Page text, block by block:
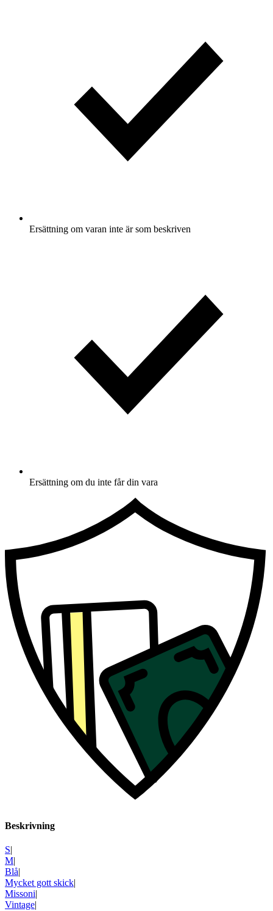
Ersättning om varan inte är som beskriven
Ersättning om du inte får din vara
Beskrivning
S|
M|
Blå|
Mycket gott skick|
Missoni|
Vintage|